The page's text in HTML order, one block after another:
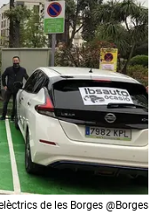
de les Borges @Borges